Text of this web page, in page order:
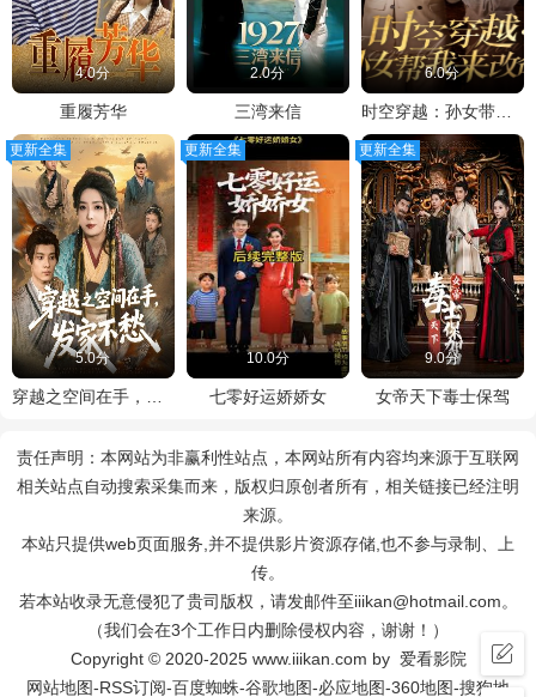
4.0分
重履芳华
2.0分
三湾来信
6.0分
时空穿越：孙女带我来改命
更新全集
5.0分
更新全集
10.0分
七零好运娇娇女
更新全集
9.0分
女帝天下毒士保驾
责任声明：本网站为非赢利性站点，本网站所有内容均来源于互联网
相关站点自动搜索采集而来，版权归原创者所有，相关链接已经注明
来源。
本站只提供web页面服务,并不提供影片资源存储,也不参与录制、上
传。
若本站收录无意侵犯了贵司版权，请发邮件至iiikan@hotmail.com。
（我们会在3个工作日内删除侵权内容，谢谢！）
Copyright © 2020-2025 www.iiikan.com by 爱看影院
网站地图-RSS订阅-百度蜘蛛-谷歌地图-必应地图-360地图-搜狗地